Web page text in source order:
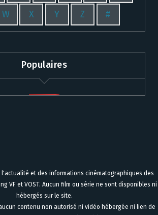
W X Y Z #
Populaires
et des informations cinématographiques des
VF et VOST. Aucun film ou série ne sont disponibles ni
hébergés sur le site.
contenu non autorisé ni vidéo hébergée ni lien de